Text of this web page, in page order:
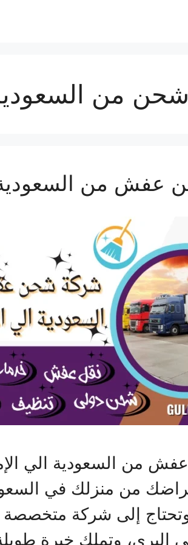
من
من السعودية الي
من السعودية الي
من منزلك في
وتحتاج إلى شركة
البري، وتملك خبرة